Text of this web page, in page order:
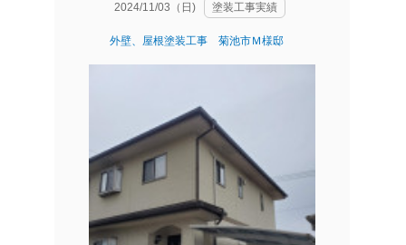
2024/11/03（日) 塗装工事実績
外壁、屋根塗装工事 菊池市Ｍ様邸